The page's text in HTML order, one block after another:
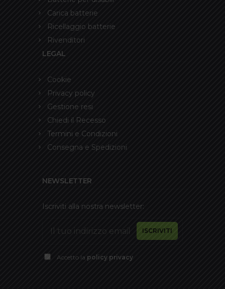
Carica batterie
Ricellaggio batterie
Rivenditori
LEGAL
Cookie
Privacy policy
Gestione resi
Chiedi il Recesso
Termini e Condizioni
Consegna e Spedizioni
NEWSLETTER
Iscriviti alla nostra newsletter:
Accetto la policy privacy